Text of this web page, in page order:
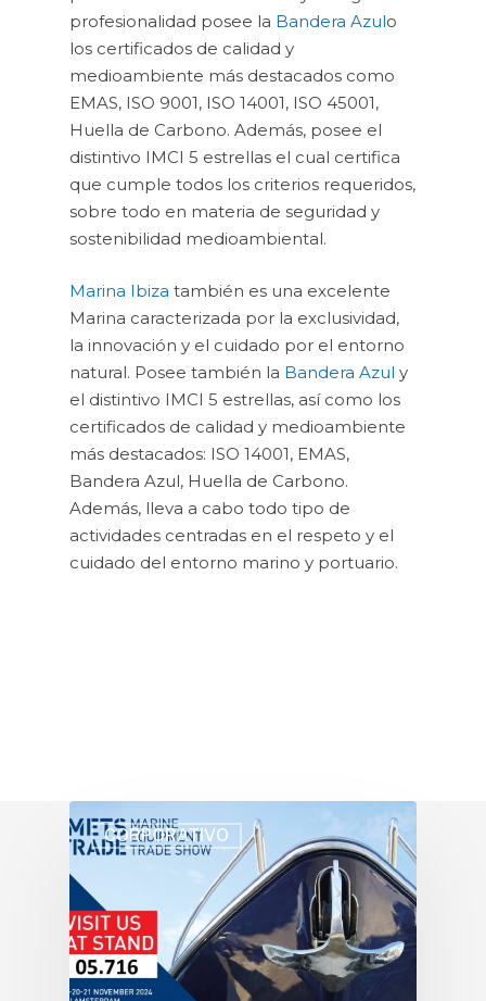
profesionalidad posee la Bandera Azulo
los certificados de calidad y
medioambiente más destacados como
EMAS, ISO 9001, ISO 14001, ISO 45001,
Huella de Carbono. Además, posee el
distintivo IMCI 5 estrellas el cual certifica
que cumple todos los criterios requeridos,
sobre todo en materia de seguridad y
sostenibilidad medioambiental.
Marina Ibiza también es una excelente
Marina caracterizada por la exclusividad,
la innovación y el cuidado por el entorno
natural. Posee también la Bandera Azul y
el distintivo IMCI 5 estrellas, así como los
certificados de calidad y medioambiente
más destacados: ISO 14001, EMAS,
Bandera Azul, Huella de Carbono.
Además, lleva a cabo todo tipo de
actividades centradas en el respeto y el
cuidado del entorno marino y portuario.
CORPORATIVO